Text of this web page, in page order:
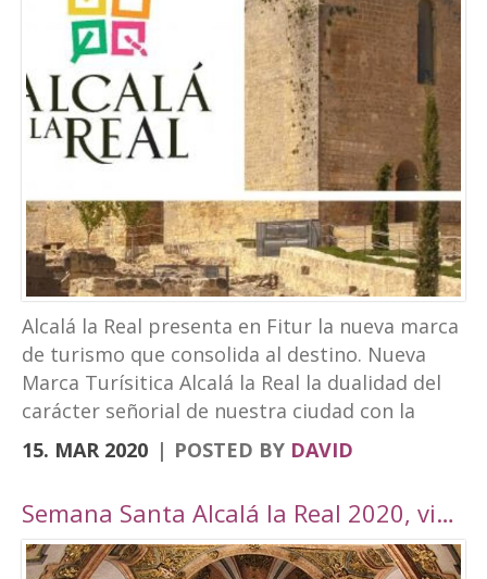
Alcalá la Real presenta en Fitur la nueva marca
de turismo que consolida al destino. Nueva
Marca Turísitica Alcalá la Real la dualidad del
carácter señorial de nuestra ciudad con la
vanguardia y su realidad actual de ciudad
moderna. Fortaleza Abacial y pueblo nuevo.
«convivimos siendo además tierra de frontera
y que hemos querido plasmar en esta marca
15. MAR 2020 POSTED BY DAVID
Semana Santa Alcalá la Real 2020, viaje por Andalucía